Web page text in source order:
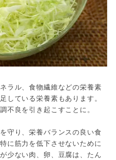
ラル、食物繊維などの栄養素
している栄養素もあります。
不良を引き起こすことに。
守り、栄養バランスの良い食
に筋力を低下させないために
少ない肉、卵、豆腐は、たん